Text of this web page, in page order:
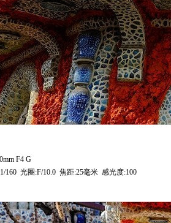
F4 G
160 光圈:F/10.0 焦距:25毫米 感光度:100